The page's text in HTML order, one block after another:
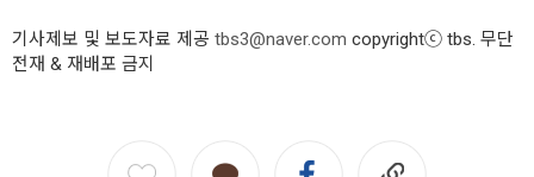
기사제보 및 보도자료 제공 tbs3@naver.com copyrightⓒ tbs. 무단
전재 & 재배포 금지